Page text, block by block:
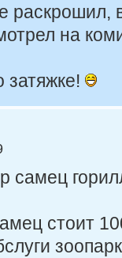
раскрошил,
на
самец
стоит